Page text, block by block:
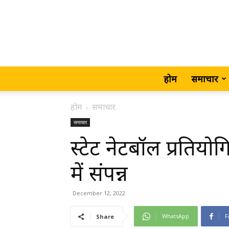
होम समाचार
होम समाचार
समाचार
स्टेट नेटबॉल
में संपन्न
December 12, 2022
Share WhatsApp